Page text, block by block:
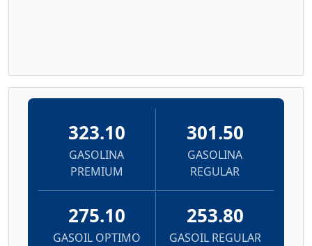
323.10
GASOLINA
PREMIUM
301.50
GASOLINA
REGULAR
275.10
GASOIL OPTIMO
253.80
GASOIL REGULAR